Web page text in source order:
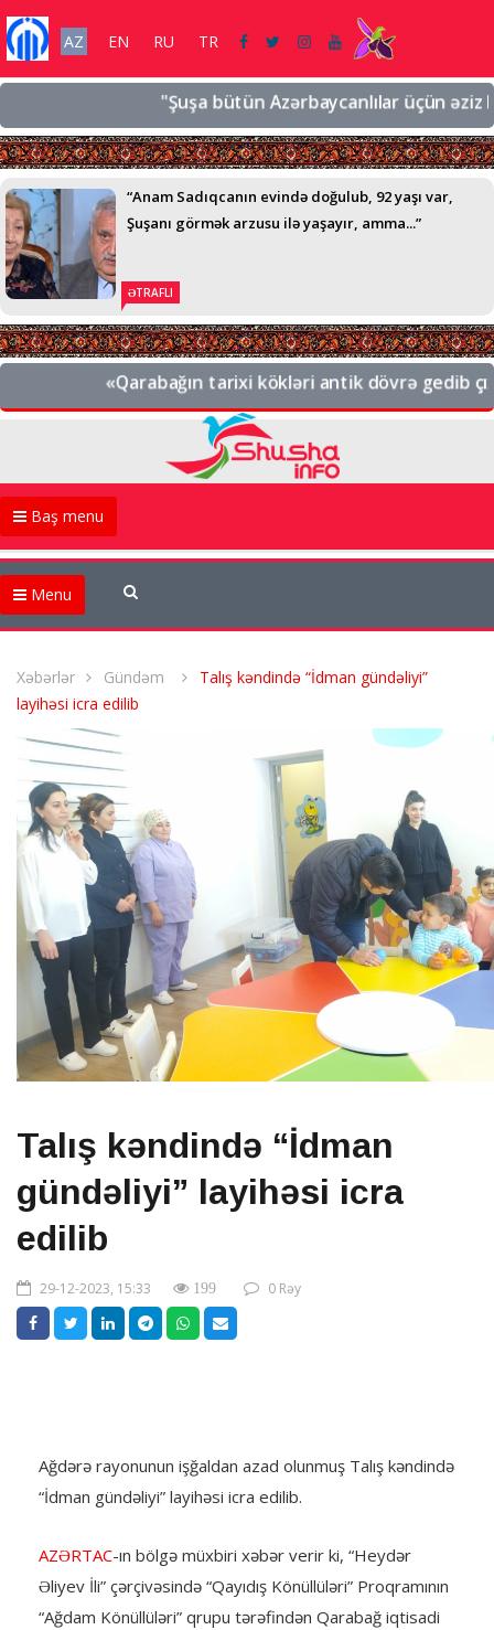
AZ EN RU TR
"Şuşa bütün Azərbaycanlılar üçün əziz
“Anam Sadıqcanın evində doğulub, 92 yaşı var,
Şuşanı görmək arzusu ilə yaşayır, amma...”
ƏTRAFLI
«Qarabağın tarixi kökləri antik dövrə gedib
Baş menu
Menu
Xəbərlər Gündəm
Talış kəndində “İdman gündəliyi”
layihəsi icra edilib
Talış kəndində “İdman
gündəliyi” layihəsi icra
edilib
29-12-2023, 15:33 199 0 Rəy
Ağdərə rayonunun işğaldan azad olunmuş Talış kəndində
“İdman gündəliyi” layihəsi icra edilib.
AZƏRTAC-ın bölgə müxbiri xəbər verir ki, “Heydər
Əliyev İli” çərçivəsində “Qayıdış Könüllüləri” Proqramının
“Ağdam Könüllüləri” qrupu tərəfindən Qarabağ iqtisadi